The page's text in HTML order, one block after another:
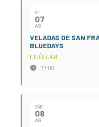
VI
07
AG
VELADAS DE SAN
BLUEDAYS
CUÉLLAR
22:00
SÁB
08
AG